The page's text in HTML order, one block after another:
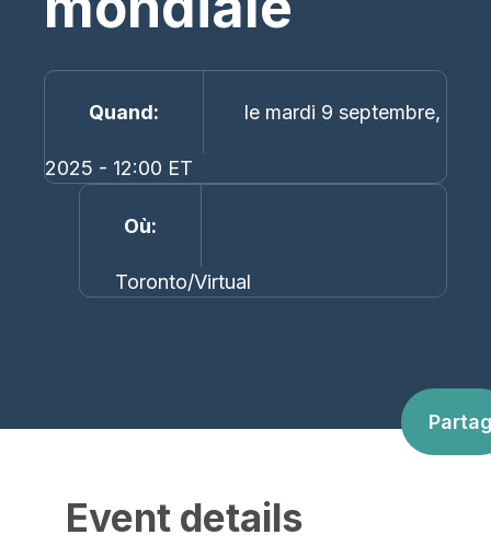
Quand le mardi 9 septembre,
2025 - 12:00 ET
Où
Toronto/Virtual
Event details